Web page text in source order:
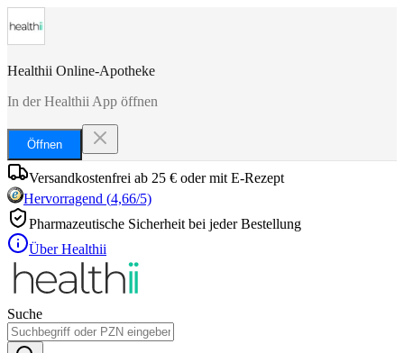
Healthii Online-Apotheke
In der Healthii App öffnen
Öffnen
Versandkostenfrei ab 25 € oder mit E-Rezept
Hervorragend (4,66/5)
Pharmazeutische Sicherheit bei jeder Bestellung
Über Healthii
Suche